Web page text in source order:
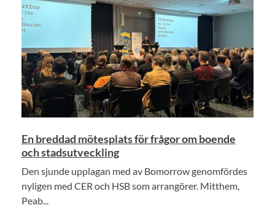
En breddad mötesplats för frågor om boende
och stadsutveckling
Den sjunde upplagan med av Bomorrow genomfördes
nyligen med CER och HSB som arrangörer. Mitthem,
Peab...